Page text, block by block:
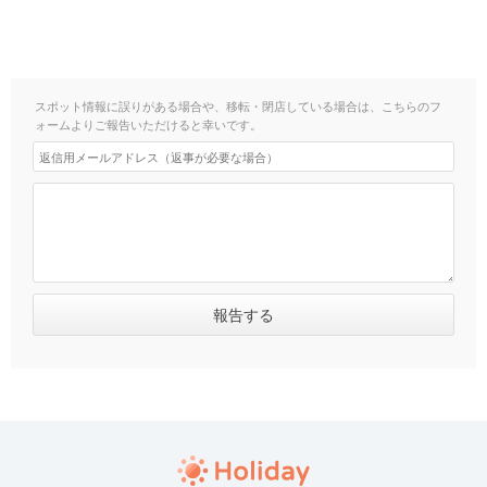
スポット情報に誤りがある場合や、移転・閉店している場合は、こちらのフ
ォームよりご報告いただけると幸いです。